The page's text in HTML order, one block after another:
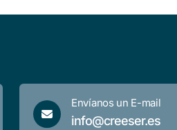
Envíanos un E-mail
info@creeser.es